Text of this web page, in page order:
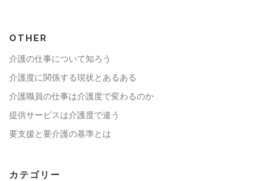
OTHER
介護の仕事について知ろう
介護度に関係する現状とあるある
介護職員の仕事は介護度で変わるのか
提供サービスは介護度で違う
要支援と要介護の基準とは
カテゴリー